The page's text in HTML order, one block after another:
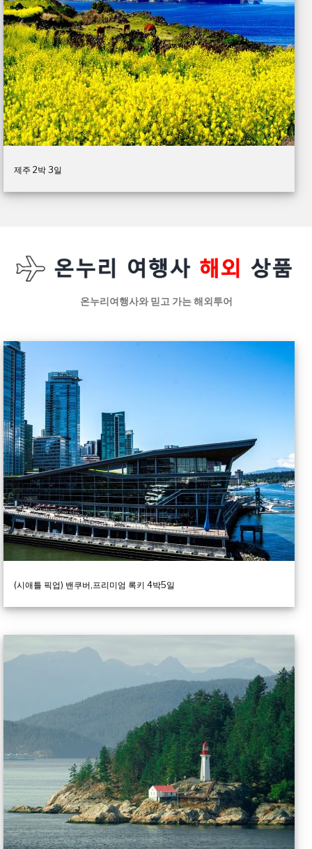
제주 2박 3일
온누리여행사와 믿고 가는 해외투어
(시애틀 픽업) 밴쿠버,프리미엄 록키 4박5일